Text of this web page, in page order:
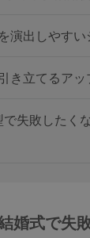
演出しやす
き立てるア
失敗したく
婚式で失